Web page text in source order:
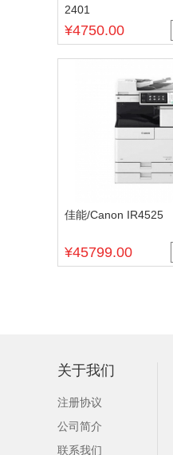
2401
¥4750.00
佳能/Canon IR4525
¥45799.00
关于我们
注册协议
公司简介
联系我们